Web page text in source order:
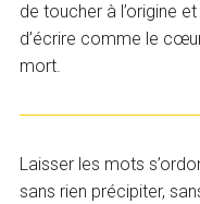
de toucher à l’origine
d’écrire comme le
mort.
Laisser les mots
sans rien précipiter,